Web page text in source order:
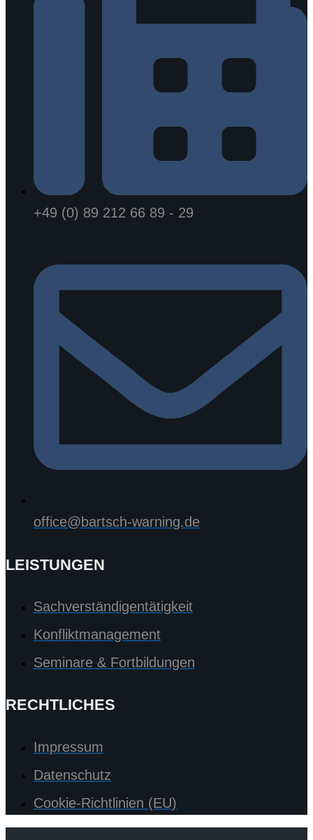
+49 (0) 89 212 66 89 - 29
office@bartsch-warning.de
LEISTUNGEN
Sachverständigentätigkeit
Konfliktmanagement
Seminare & Fortbildungen
RECHTLICHES
Impressum
Datenschutz
Cookie-Richtlinien (EU)